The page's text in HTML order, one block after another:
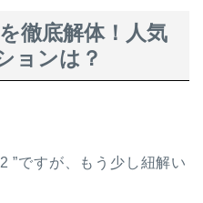
徹底解体！人気
ョンは？
”ですが、もう少し紐解い